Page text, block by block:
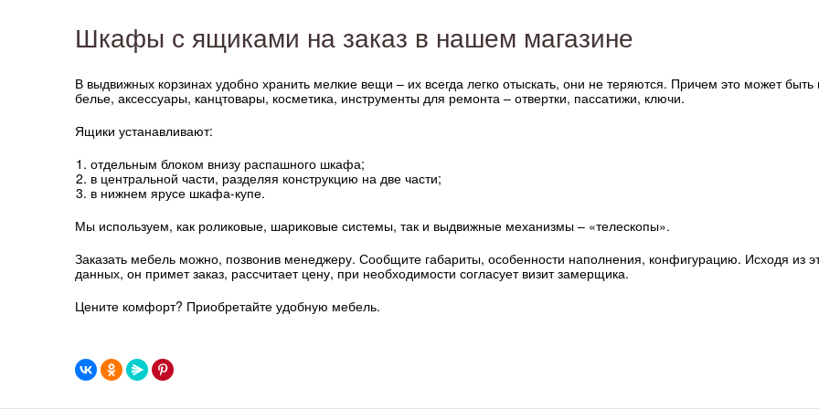
Шкафы с ящиками на заказ в нашем магазине
В выдвижных корзинах удобно хранить мелкие вещи – их всегда легко отыскать, они не теряются. Причем это может
белье, аксессуары, канцтовары, косметика, инструменты для ремонта – отвертки, пассатижи, ключи.
Ящики устанавливают:
отдельным блоком внизу распашного шкафа;
в центральной части, разделяя конструкцию на две части;
в нижнем ярусе шкафа-купе.
Мы используем, как роликовые, шариковые системы, так и выдвижные механизмы – «телескопы».
Заказать мебель можно, позвонив менеджеру. Сообщите габариты, особенности наполнения, конфигурацию. Исходя из
данных, он примет заказ, рассчитает цену, при необходимости согласует визит замерщика.
Цените комфорт? Приобретайте удобную мебель.